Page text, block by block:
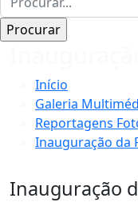
Início
Galeria
Reportagens
Inauguração da
Inauguração